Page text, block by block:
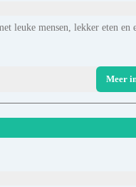
leuke mensen, lekker eten en
Meer